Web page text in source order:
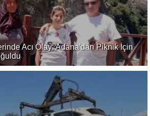
Acı Olay: Adana'dan Piknik İçin